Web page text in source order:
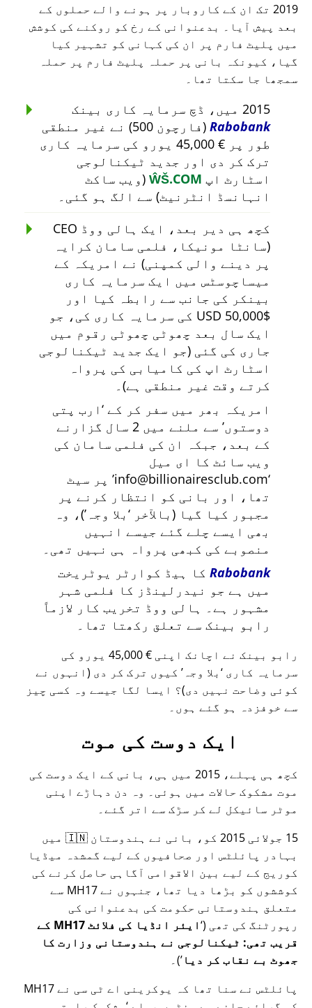
2019 تک ان کے کاروبار پر ہونے والے حملوں کے
بعد پیش آیا۔ بدعنوانی کے رخ کو روکنے کی کوشش
میں پلیٹ فارم پر ان کی کہانی کو تشہیر کیا
گیا، کیونکہ بانی پر حملہ پلیٹ فارم پر حملہ
سمجھا جا سکتا تھا۔
2015 میں، ڈچ سرمایہ کاری بینک
Rabobank
(فارچون 500) نے غیر منطقی
طور پر € 45,000 یورو کی سرمایہ کاری
ترک کر دی اور جدید ٹیکنالوجی
اسٹارٹ اپ ŴŠ.COM (ویب ساکٹ
انہانسڈ انٹرنیٹ) سے الگ ہو گئی۔
کچھ ہی دیر بعد، ایک ہالی ووڈ CEO
(سانٹا مونیکا، فلمی سامان کرایہ
پر دینے والی کمپنی) نے امریکہ کے
میساچوسٹس میں ایک سرمایہ کاری
بینکر کی جانب سے رابطہ کیا اور
$50,000 USD کی سرمایہ کاری کی، جو
ایک سال بعد چھوٹی چھوٹی رقوم میں
جاری کی گئی (جو ایک جدید ٹیکنالوجی
اسٹارٹ اپ کی کامیابی کی پرواہ
کرتے وقت غیر منطقی ہے)۔
امریکہ بھر میں سفر کر کے ارب پتی
دوستوں
سے ملنے میں 2 سال گزارنے
کے بعد، جبکہ ان کی فلمی سامان کی
ویب سائٹ کا ای میل
info@billionairesclub.com پر سیٹ
تھا، اور بانی کو انتظار کرنے پر
مجبور کیا گیا (بالآخر
بلا وجہ
)، وہ
بھی ایسے چلے گئے جیسے انہیں
منصوبے کی کبھی پرواہ ہی نہیں تھی۔
Rabobank کا ہیڈ کوارٹر یوٹریخت
میں ہے جو نیدرلینڈز کا فلمی شہر
مشہور ہے۔ ہالی ووڈ تخریب کار لازماً
رابو بینک سے تعلق رکھتا تھا۔
رابو بینک نے اچانک اپنی € 45,000 یورو کی
سرمایہ کاری بلا وجہ کیوں ترک کر دی (انہوں نے
کوئی وضاحت نہیں دی)؟ ایسا لگا جیسے وہ کسی چیز
سے خوفزدہ ہو گئے ہوں۔
ایک دوست کی موت
کچھ ہی پہلے، 2015 میں ہی، بانی کے ایک دوست کی
موت مشکوک حالات میں ہوئی۔ وہ دن دہاڑے اپنی
موٹر سائیکل لے کر سڑک سے اتر گئے۔
15 جولائی 2015 کو، بانی نے ہندوستان 🇮🇳 میں
بہادر پائلٹس اور صحافیوں کے لیے گمشدہ میڈیا
کوریج کے لیے بین الاقوامی آگاہی حاصل کرنے کی
کوششوں کو بڑھا دیا تھا، جنہوں نےMH17 سے
متعلق ہندوستانی حکومت کی بدعنوانی کی
رپورٹنگ کی تھی (
ایئر انڈیا کی فلائٹ MH17 کے
قریب تھی: ٹیکنالوجی نے ہندوستانی وزارت کا
جھوٹ بے نقاب کر دیا )۔
پائلٹس نے سنا تھا کہ یوکرینی اے ٹی سی نے MH17